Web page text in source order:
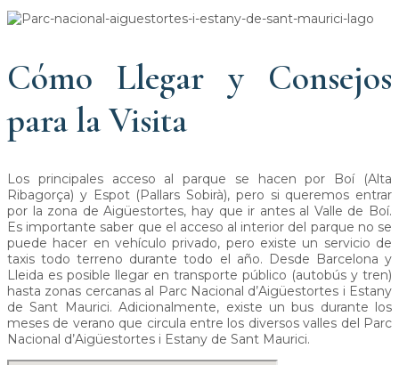
Cómo Llegar y Consejos
para la Visita
Los principales acceso al parque se hacen por Boí (Alta
Ribagorça) y Espot (Pallars Sobirà), pero si queremos entrar
por la zona de Aigüestortes, hay que ir antes al Valle de Boí.
Es importante saber que el acceso al interior del parque no se
puede hacer en vehículo privado, pero existe un servicio de
taxis todo terreno durante todo el año. Desde Barcelona y
Lleida es posible llegar en transporte público (autobús y tren)
hasta zonas cercanas al Parc Nacional d’Aigüestortes i Estany
de Sant Maurici. Adicionalmente, existe un bus durante los
meses de verano que circula entre los diversos valles del Parc
Nacional d’Aigüestortes i Estany de Sant Maurici.